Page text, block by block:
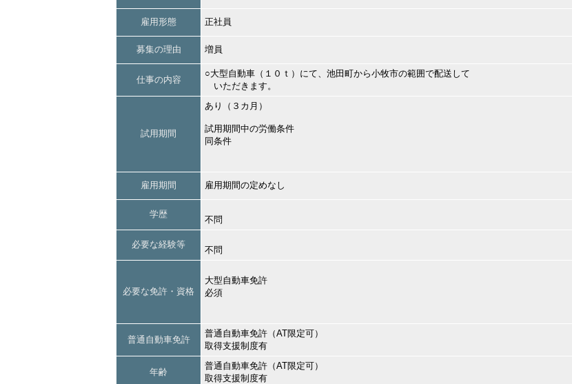
雇用形態 正社員
募集の理由 増員
仕事の内容
○大型自動車（１０ｔ）にて、池田町から小牧市の範囲で配送して
いただきます。
試用期間
あり（３カ月）
試用期間中の労働条件
同条件
雇用期間 雇用期間の定めなし
学歴
不問
必要な経験等
不問
必要な免許・資格
大型自動車免許
必須
普通自動車免許
普通自動車免許（AT限定可）
取得支援制度有
年齢
普通自動車免許（AT限定可）
取得支援制度有